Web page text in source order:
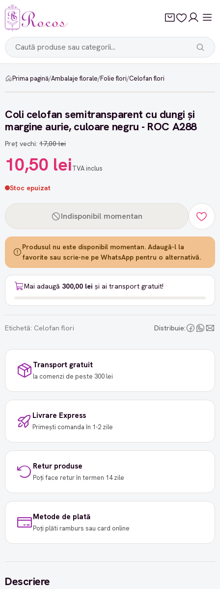
Prima pagină/Ambalaje florale/Folie flori/Celofan flori
-38%
Coli celofan semitransparent cu dungi și
margine aurie, culoare negru - ROC A288
Preț vechi: 17,00 lei
10,50 leiTVA inclus
Stoc epuizat
Indisponibil momentan
Produsul nu este disponibil momentan. Adaugă-l la
favorite sau scrie-ne pe WhatsApp pentru o alternativă.
Mai adaugă 300,00 lei și ai transport gratuit!
Etichetă: Celofan flori Distribuie:
Transport gratuit
la comenzi de peste 300 lei
Livrare Express
Primești comanda în 1-2 zile
Retur produse
Poți face retur în termen 14 zile
Metode de plată
Poți plăti ramburs sau card online
Descriere